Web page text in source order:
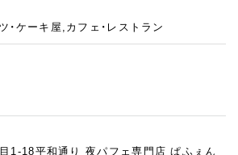
・ケーキ屋,カフェ・レストラン
1-18平和通り 夜パフェ専門店 ぱふぇん